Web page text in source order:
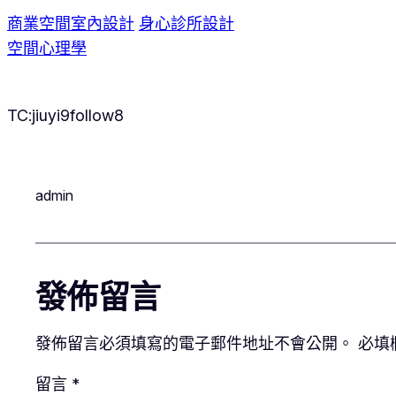
商業空間室內設計 身心診所設計
空間心理學
TC:jiuyi9follow8
admin
發佈留言
發佈留言必須填寫的電子郵件地址不會公開。 必填
留言 *